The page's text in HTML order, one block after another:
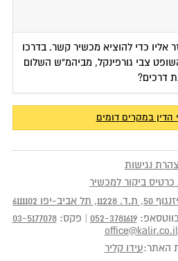
אליו כדי להוציא מכשיר קשר. בדרכו
צבי גורפינקל, מביהמ"ש השלום
דרכים?
הדין במקרים דומים
נגישות
כרטיס ביקור למכשיר
50
, ת.ד. 11228
, תל אביב-יפו 6111102
בווטסאפ:052-3781619 פקס:03-5177078
office@kalir.co.il
האתר:עידו קליר